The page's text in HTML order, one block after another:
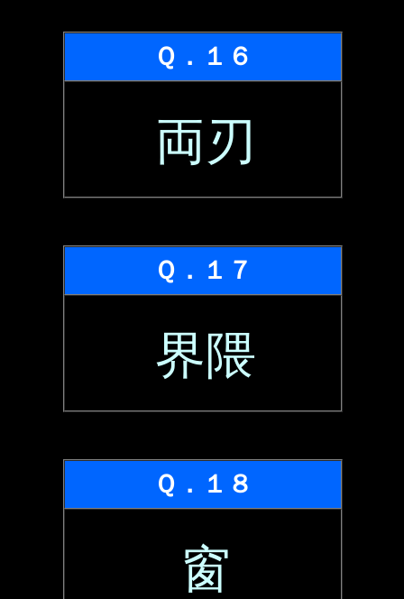
Ｑ．１６
両刃
Ｑ．１７
界隈
Ｑ．１８
窗